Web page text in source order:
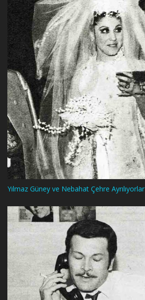
Yılmaz Güney ve Nebahat Çehre Ayrılıyorlar